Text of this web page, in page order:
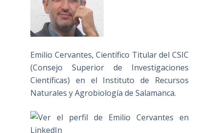
Emilio Cervantes, Científico Titular del CSIC
(Consejo Superior de Investigaciones
Científicas) en el Instituto de Recursos
Naturales y Agrobiología de Salamanca.